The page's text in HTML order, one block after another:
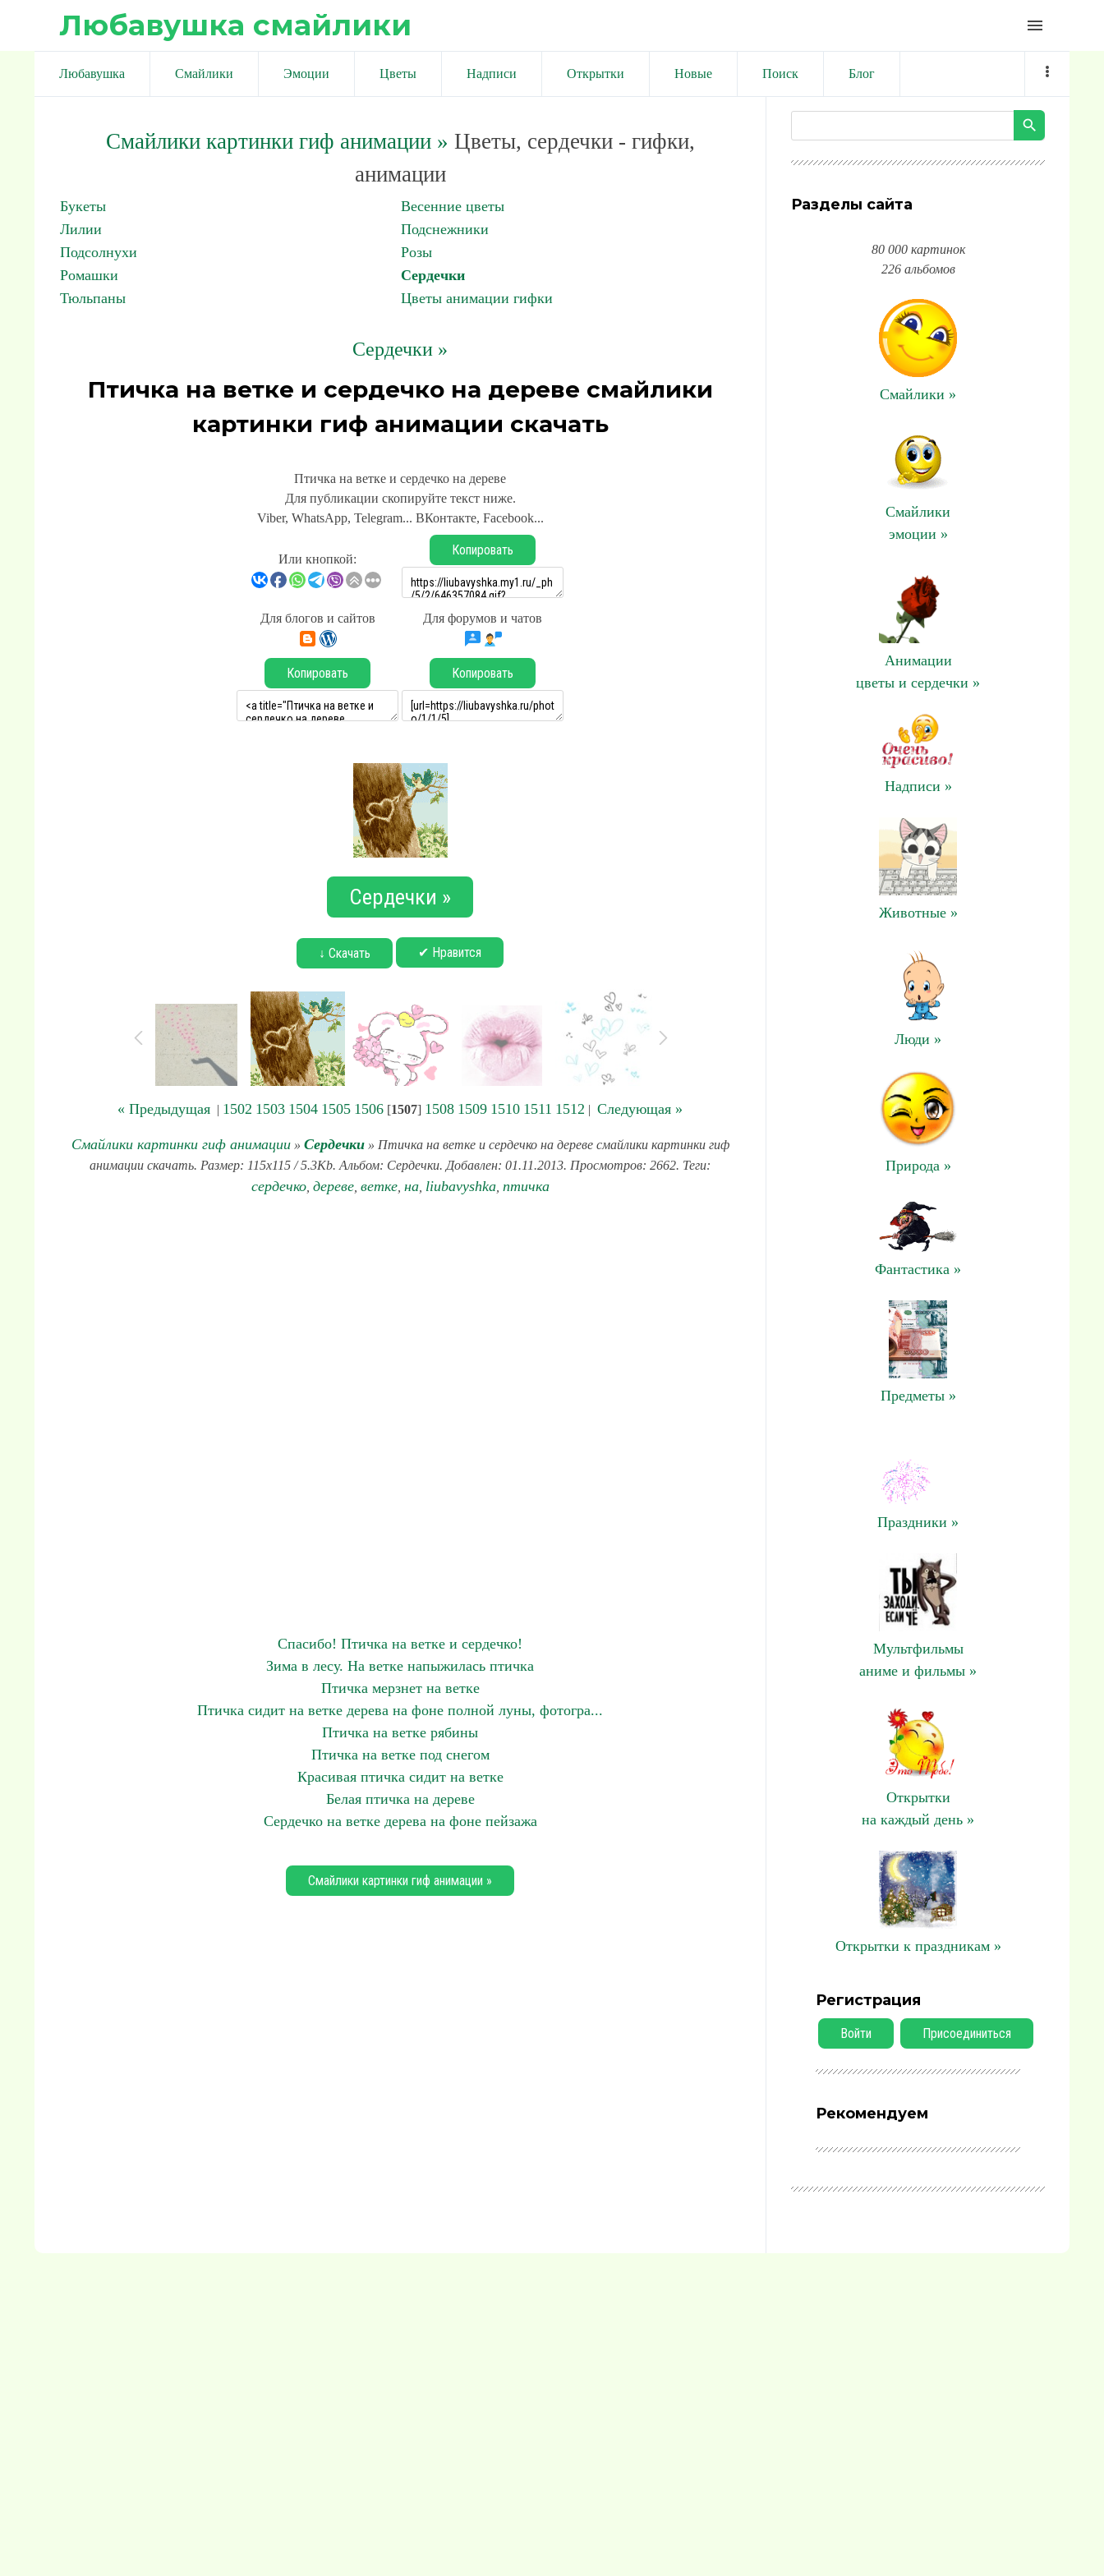
Любавушка смайлики menu
Любавушка Смайлики Эмоции Цветы Надписи Открытки Новые Поиск Блог
Смайлики картинки гиф анимации» Цветы, сердечки - гифки,
анимации
Букеты
Весенние цветы
Лилии
Подснежники
Подсолнухи
Розы
Ромашки
Сердечки
Тюльпаны
Цветы анимации гифки
Сердечки »
Птичка на ветке и сердечко на дереве смайлики
картинки гиф анимации скачать
Птичка на ветке и сердечко на дереве
Для публикации скопируйте текст ниже.
Viber, WhatsApp, Telegram... ВКонтакте, Facebook...
Или кнопкой:
Копировать
Для блогов и сайтов Для форумов и чатов
Копировать Копировать
Сердечки »
↓ Скачать ✔ Нравится
« Предыдущая | 1502 1503 1504 1505 1506 [1507] 1508 1509 1510 1511 1512 | Следующая »
Смайлики картинки гиф анимации» Сердечки» Птичка на ветке и сердечко на дереве смайлики картинки гиф
анимации скачать. Размер: 115x115 / 5.3Kb. Альбом: Сердечки. Добавлен: 01.11.2013. Просмотров: 2662. Теги:
сердечко, дереве, ветке, на, liubavyshka, птичка
Спасибо! Птичка на ветке и сердечко!
Зима в лесу. На ветке напыжилась птичка
Птичка мерзнет на ветке
Птичка сидит на ветке дерева на фоне полной луны, фотогра...
Птичка на ветке рябины
Птичка на ветке под снегом
Красивая птичка сидит на ветке
Белая птичка на дереве
Сердечко на ветке дерева на фоне пейзажа
Смайлики картинки гиф анимации »
Разделы сайта
80 000 картинок
226 альбомов
Смайлики »
Смайлики
эмоции »
Анимации
цветы и сердечки »
Надписи »
Животные »
Люди »
Природа »
Фантастика »
Предметы »
Праздники »
Мультфильмы
аниме и фильмы »
Открытки
на каждый день »
Открытки к праздникам »
Регистрация
Войти Присоединиться
Рекомендуем